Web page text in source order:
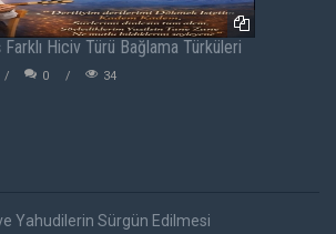
Hiciv Türü Bağlama Türküleri
0 34
Yahudilerin Sürgün Edilmesi